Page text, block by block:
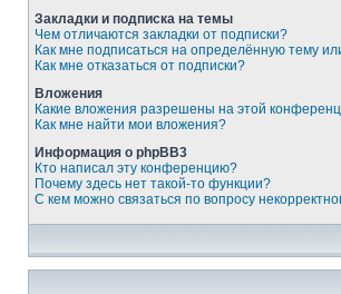
Закладки и подписка на темы
Чем отличаются закладки от подписки?
Как мне подписаться на определённую тему
Как мне отказаться от подписки?
Вложения
Какие вложения разрешены на этой
Как мне найти мои вложения?
Информация о phpBB3
Кто написал эту конференцию?
Почему здесь нет такой-то функции?
С кем можно связаться по вопросу